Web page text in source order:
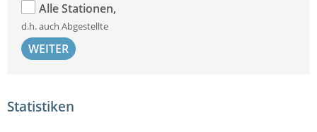
Alle Stationen,
d.h. auch Abgestellte
WEITER
Statistiken